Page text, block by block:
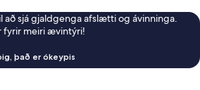
að sjá gjaldgenga afslætti og ávinninga.
fyrir meiri ævintýri!
það er ókeypis